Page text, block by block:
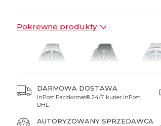
ZEGARKI.PL Sky Tower Wrocław
ZEGARKI.PL Posnania Poznań
Pokrewne produkty
2 900 zł
DARMOWA DOSTAWA
InPost Paczkomat® 24/7, kurier InPost,
DHL
AUTORYZOWANY SPRZEDAWCA